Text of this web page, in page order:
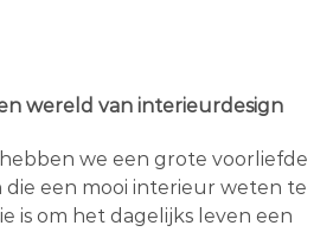
wereld van interieurdesign
we een grote voorliefde
een mooi interieur weten te
is om het dagelijks leven een